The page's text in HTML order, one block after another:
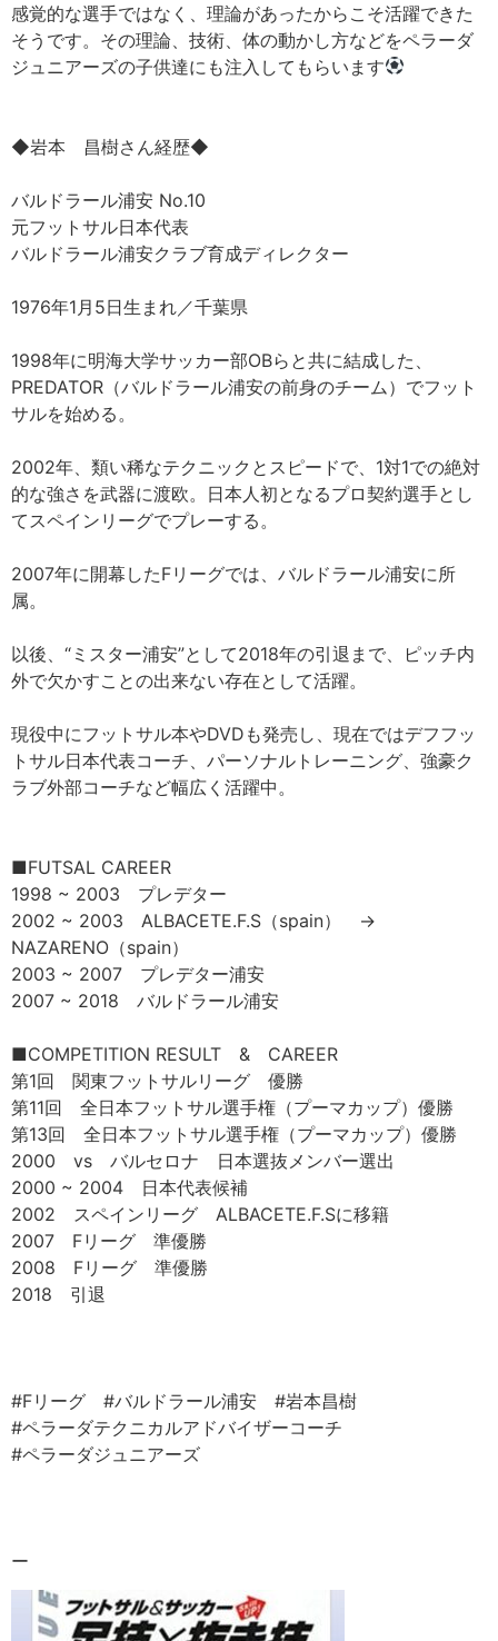
感覚的な選手ではなく、理論があったからこそ活躍できた
そうです。その理論、技術、体の動かし方などをペラーダ
ジュニアーズの子供達にも注入してもらいます
◆岩本 昌樹さん経歴◆
バルドラール浦安 No.10
元フットサル日本代表
バルドラール浦安クラブ育成ディレクター
1976年1月5日生まれ／千葉県
1998年に明海大学サッカー部OBらと共に結成した、
PREDATOR（バルドラール浦安の前身のチーム）でフット
サルを始める。
2002年、類い稀なテクニックとスピードで、1対1での絶対
的な強さを武器に渡欧。日本人初となるプロ契約選手とし
てスペインリーグでプレーする。
2007年に開幕したFリーグでは、バルドラール浦安に所
属。
以後、“ミスター浦安”として2018年の引退まで、ピッチ内
外で欠かすことの出来ない存在として活躍。
現役中にフットサル本やDVDも発売し、現在ではデフフッ
トサル日本代表コーチ、パーソナルトレーニング、強豪ク
ラブ外部コーチなど幅広く活躍中。
■FUTSAL CAREER
1998 ~ 2003 プレデター
2002 ~ 2003 ALBACETE.F.S（spain） →
NAZARENO（spain）
2003 ~ 2007 プレデター浦安
2007 ~ 2018 バルドラール浦安
■COMPETITION RESULT & CAREER
第1回 関東フットサルリーグ 優勝
第11回 全日本フットサル選手権（プーマカップ）優勝
第13回 全日本フットサル選手権（プーマカップ）優勝
2000 vs バルセロナ 日本選抜メンバー選出
2000 ~ 2004 日本代表候補
2002 スペインリーグ ALBACETE.F.Sに移籍
2007 Fリーグ 準優勝
2008 Fリーグ 準優勝
2018 引退
#Fリーグ #バルドラール浦安 #岩本昌樹
#ペラーダテクニカルアドバイザーコーチ
#ペラーダジュニアーズ
ー